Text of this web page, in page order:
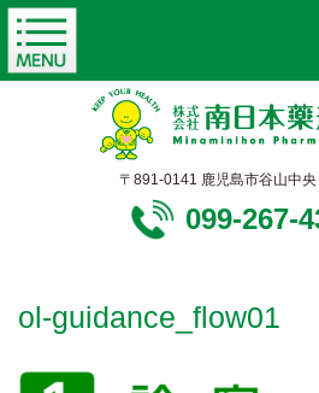
〒891-0141 鹿児島市谷山中
099-267-
ol-guidance_flow01